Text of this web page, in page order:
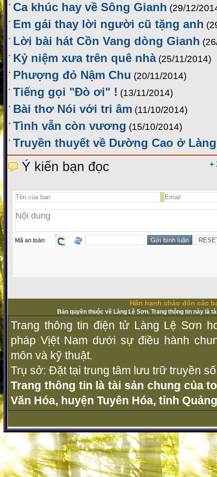
Ca khúc hay về Sông Gianh (29/12/
Em gái thay lời người cũ tặng anh
Lời bài hát Cồn Vang dòng Gianh
Kỷ niệm xưa trên quê nhà (25/11/2014)
Phượng đỏ Nậm Chu (20/11/2014)
Tiếng gọi "Đò ơi" ! (13/11/2014)
Bài thơ Nói với tri âm (11/10/2014)
Tình vẫn còn vương (15/10/2014)
Truyền thuyết về Dường Cao ở
+
Ý kiến bạn đọc
Mã an toàn:
Hân hạnh chào đón các
Bản quyền thuộc về Làng Lệ Sơn. Trang thông tin này là
Trang thông tin điện tử Làng Lệ Sơn
pháp Vịệt Nam dưới sự điều hành
môn và kỹ thuật.
Trụ sở: Đặt tại trung tâm lưu trữ truyền
Trang thông tin là tài sản chung của
Văn Hóa, huyện Tuyên Hóa, tỉnh